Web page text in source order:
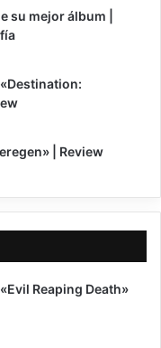
su mejor álbum |
«Destination:
| Review
Reaping Death»